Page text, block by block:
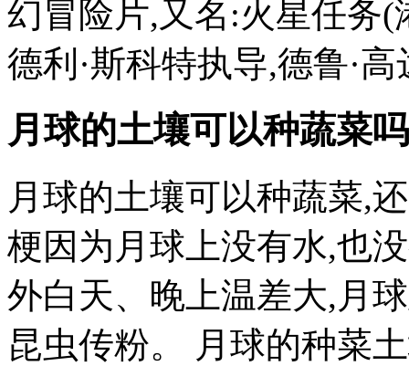
幻冒险片,又名:火星任务
德利·斯科特执导,德鲁·
月球的土壤可以种蔬菜
月球的土壤可以种蔬菜,
梗因为月球上没有水,也
外白天、晚上温差大,月球
昆虫传粉。 月球的种菜